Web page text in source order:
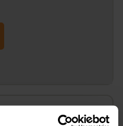
(1 jaar gratis